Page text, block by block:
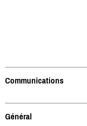
Communications
Général